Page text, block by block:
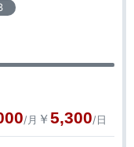
/月 ￥5,300/日